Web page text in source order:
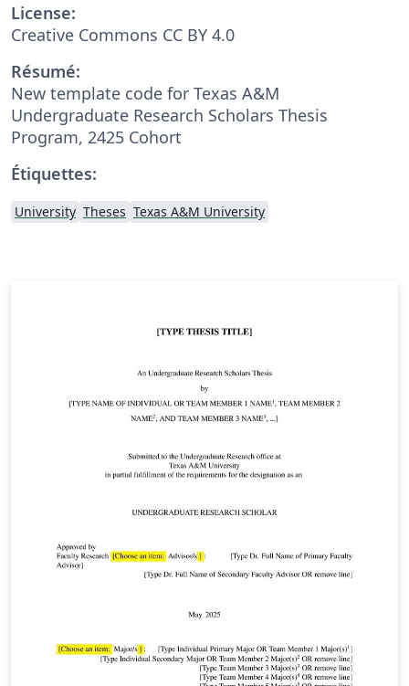
License:
Creative Commons CC BY 4.0
Résumé:
New template code for Texas A&M
Undergraduate Research Scholars Thesis
Program, 2425 Cohort
Étiquettes:
University Theses Texas A&M University